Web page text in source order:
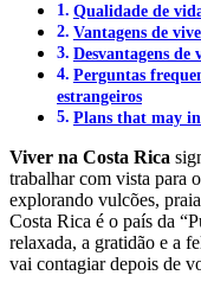
Qualidade de
Vantagens de
Desvantagens de
Perguntas
estrangeiros
Plans that may
Viver na Costa Rica
trabalhar com vista para
explorando vulcões,
Costa Rica é o país da
relaxada, a gratidão e a
vai contagiar depois de